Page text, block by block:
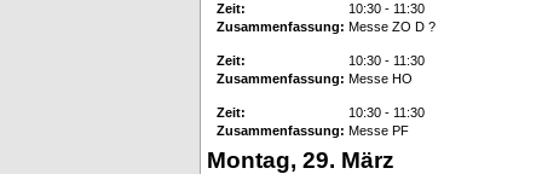
Zeit:
10:30 - 11:30
Zusammenfassung: Messe ZO D ?
Zeit:
10:30 - 11:30
Zusammenfassung: Messe HO
Zeit:
10:30 - 11:30
Zusammenfassung: Messe PF
Montag, 29. März